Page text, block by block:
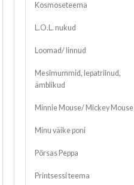
Kosmoseteema
L.O.L. nukud
Loomad/ linnud
Mesimummid, lepatriinud,
ämblikud
Minnie Mouse/ Mickey Mouse
Minu väike poni
Põrsas Peppa
Printsessi teema